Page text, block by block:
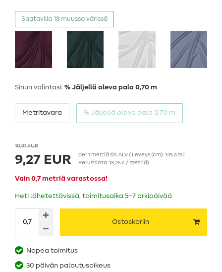
Saatavilla 18 muussa värissä
Sinun valintasi: % Jäljellä oleva pala 0,70 m
Metritavara % Jäljellä oleva pala 0,70 m
10,91 EUR
9,27 EUR per1 metriäsis. ALV( Leveys (cm): 145 cm |
Perushinta 13,25 € / metriä)
Vain 0,7 metriä varastossa!
Heti lähetettävissä, toimitusaika 5–7 arkipäivää
Ostoskoriin
Nopea toimitus
30 päivän palautusoikeus